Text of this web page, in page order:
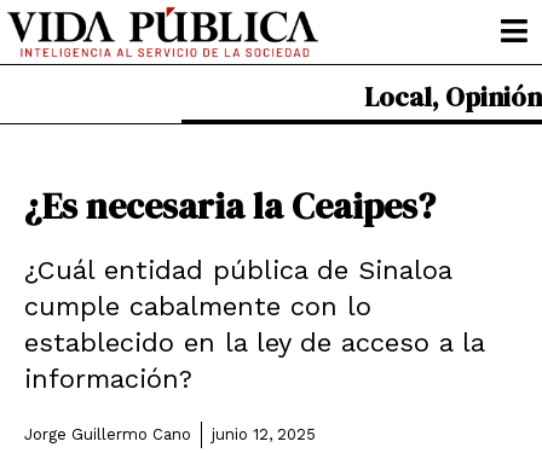
Ir
contenido
Local, Opinión
¿Es necesaria la Ceaipes?
¿Cuál entidad pública de Sinaloa
cumple cabalmente con lo
establecido en la ley de acceso a la
información?
Jorge Guillermo Cano junio 12, 2025